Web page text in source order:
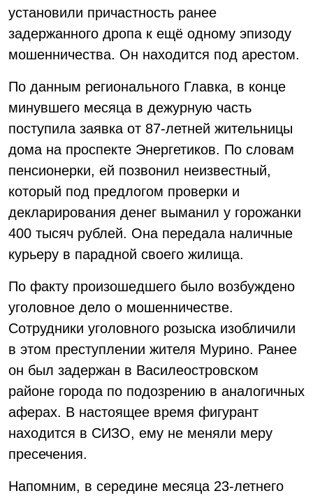
установили причастность ранее
задержанного дропа к ещё одному эпизоду
мошенничества. Он находится под арестом.
По данным регионального Главка, в конце
минувшего месяца в дежурную часть
поступила заявка от 87-летней жительницы
дома на проспекте Энергетиков. По словам
пенсионерки, ей позвонил неизвестный,
который под предлогом проверки и
декларирования денег выманил у горожанки
400 тысяч рублей. Она передала наличные
курьеру в парадной своего жилища.
По факту произошедшего было возбуждено
уголовное дело о мошенничестве.
Сотрудники уголовного розыска изобличили
в этом преступлении жителя Мурино. Ранее
он был задержан в Василеостровском
районе города по подозрению в аналогичных
аферах. В настоящее время фигурант
находится в СИЗО, ему не меняли меру
пресечения.
Напомним, в середине месяца 23-летнего